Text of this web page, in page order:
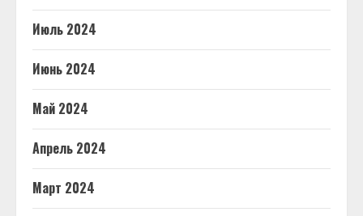
Июль 2024
Июнь 2024
Май 2024
Апрель 2024
Март 2024